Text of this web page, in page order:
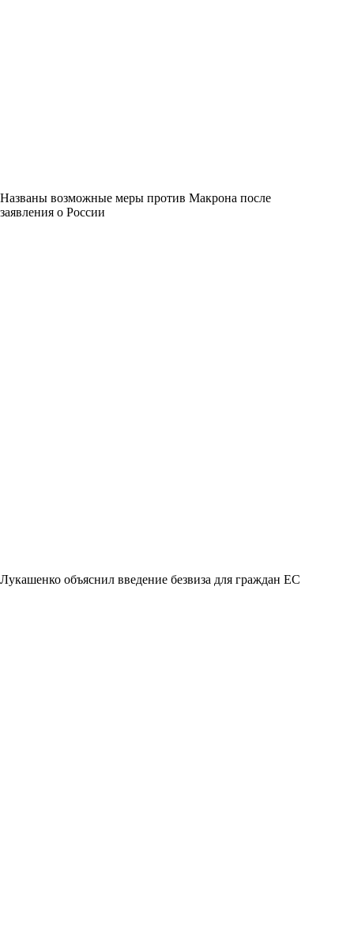
Названы возможные меры против Макрона после
заявления о России
Лукашенко объяснил введение безвиза для граждан ЕС